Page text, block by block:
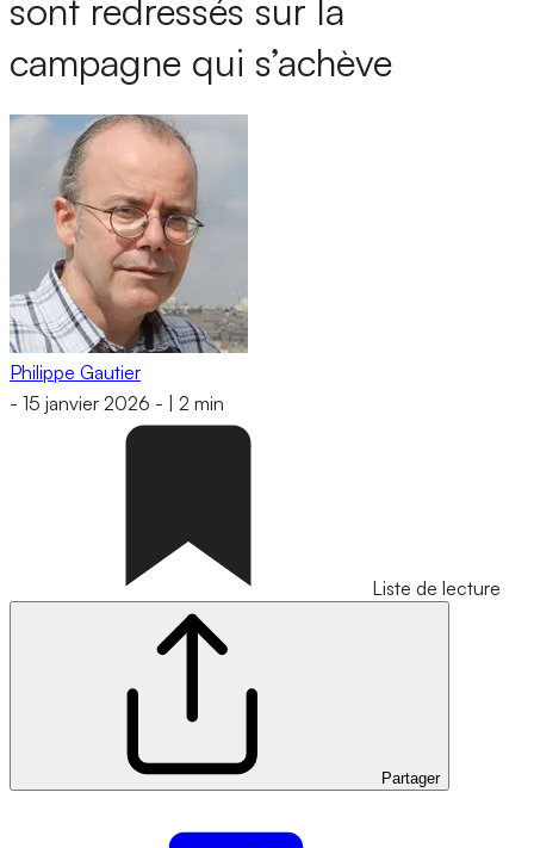
sont redressés sur la
campagne qui s’achève
Philippe Gautier
- 15 janvier 2026 - 2 min
Liste de lecture
Partager